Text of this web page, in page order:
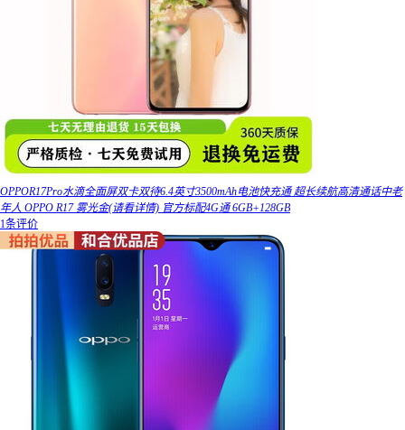
OPPOR17Pro水滴全面屏双卡双待6.4英寸3500mAh电池快充通 超长续航高清通话中老
年人 OPPO R17 雾光金(请看详情) 官方标配4G通 6GB+128GB
1条评价